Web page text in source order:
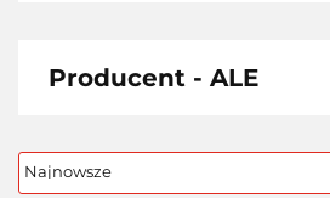
Producent - ALE